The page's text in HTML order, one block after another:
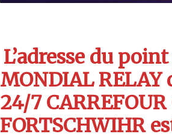
L’adresse du
MONDIAL RELAY
24/7
FORTSCHWIHR